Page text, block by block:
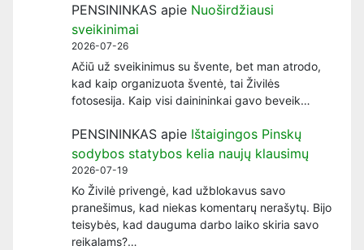
PENSININKAS apie Nuoširdžiausi
sveikinimai
2026-07-26
Ačiū už sveikinimus su švente, bet man atrodo,
kad kaip organizuota šventė, tai Živilės
fotosesija. Kaip visi dainininkai gavo beveik…
PENSININKAS apie Ištaigingos Pinskų
sodybos statybos kelia naujų klausimų
2026-07-19
Ko Živilė privengė, kad užblokavus savo
pranešimus, kad niekas komentarų nerašytų. Bijo
teisybės, kad dauguma darbo laiko skiria savo
reikalams?…